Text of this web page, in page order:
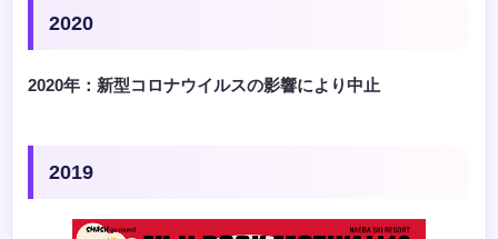
2020
2020年：新型コロナウイルスの影響により中止
2019